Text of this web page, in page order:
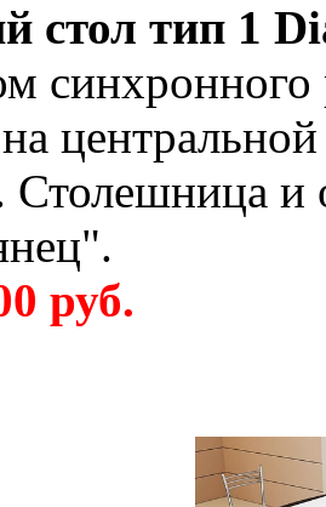
стол тип 1
Столешница
руб.